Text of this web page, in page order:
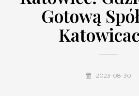
Gotową
2023-08-30